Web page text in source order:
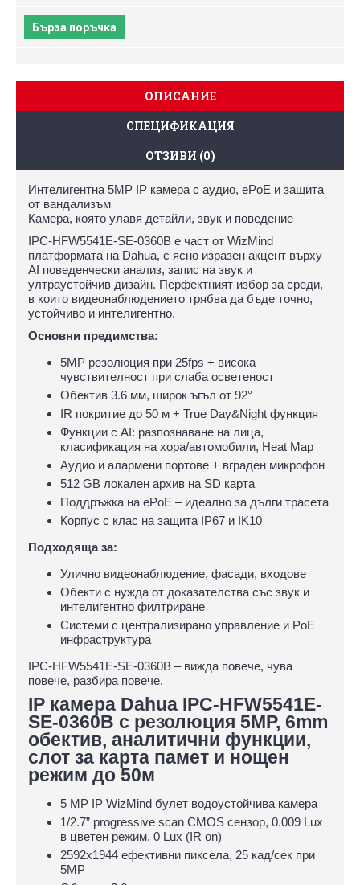
Бърза поръчка
ОПИСАНИЕ
СПЕЦИФИКАЦИЯ
ОТЗИВИ (0)
Интелигентна 5MP IP камера с аудио, ePoE и защита
от вандализъм
Камера, която улавя детайли, звук и поведение
IPC-HFW5541E-SE-0360B е част от WizMind
платформата на Dahua, с ясно изразен акцент върху
AI поведенчески анализ, запис на звук и
ултраустойчив дизайн. Перфектният избор за среди,
в които видеонаблюдението трябва да бъде точно,
устойчиво и интелигентно.
Основни предимства:
5MP резолюция при 25fps + висока
чувствителност при слаба осветеност
Обектив 3.6 мм, широк ъгъл от 92°
IR покритие до 50 м + True Day&Night функция
Функции с AI: разпознаване на лица,
класификация на хора/автомобили, Heat Map
Аудио и алармени портове + вграден микрофон
512 GB локален архив на SD карта
Поддръжка на ePoE – идеално за дълги трасета
Корпус с клас на защита IP67 и IK10
Подходяща за:
Улично видеонаблюдение, фасади, входове
Обекти с нужда от доказателства със звук и
интелигентно филтриране
Системи с централизирано управление и PoE
инфраструктура
IPC-HFW5541E-SE-0360B – вижда повече, чува
повече, разбира повече.
IP камера Dahua IPC-HFW5541E-
SE-0360B с резолюция 5MP, 6mm
обектив, аналитични функции,
слот за карта памет и нощен
режим до 50м
5 MP IP WizMind булет водоустойчива камера
1/2.7” progressive scan CMOS сензор, 0.009 Lux
в цветен режим, 0 Lux (IR on)
2592х1944 ефективни пиксела, 25 кад/сек при
5MP